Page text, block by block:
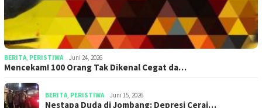
BERITA, PERISTIWA Juni 24, 2026
Mencekam! 100 Orang Tak Dikenal Cegat da…
BERITA, PERISTIWA Juni 15, 2026
​​Nestapa Duda di Jombang: Depresi Cerai…